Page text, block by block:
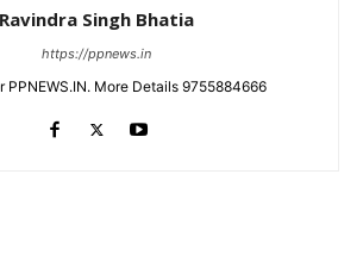
Ravindra Singh Bhatia
https://ppnews.in
PPNEWS.IN. More Details 9755884666